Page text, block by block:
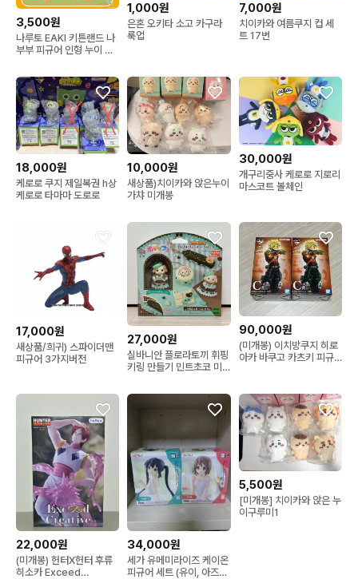
3,500원
나루토 EAKI 키튼랜드 나
부부 피규어 인형 누이 키
라 가아라 사스케 히나타
토비라마 미나토 사쿠라
1,000원
은혼 오키타 소고 카구라
룩업
7,000원
치이카와 여름쿠지 컵 세
트 17번
18,000원
케로로 쿠지 제일복권 h상
케로로 타마마 도로로
10,000원
새상품)치이카와 앉은누이
가챠 미개봉
30,000원
개구리중사 케로로 지로리
마스코트 볼체인
17,000원
새상품/희귀) 스파이더맨
피규어 3가지버전
27,000원
실바니안 플로라토끼 휘핑
키링 만들기 민트초코 미
90,000원
(미개봉) 이치방쿠지 히로
아카 바쿠고 카츠키 피규
22,000원
(미개봉) 헌터X헌터 후류
히소카 Exceed
34,000원
세가 유메미라이즈 케이온
피규어 세트 (유이, 아즈
5,500원
[미개봉] 치이카와 앉은 누
이구루미1